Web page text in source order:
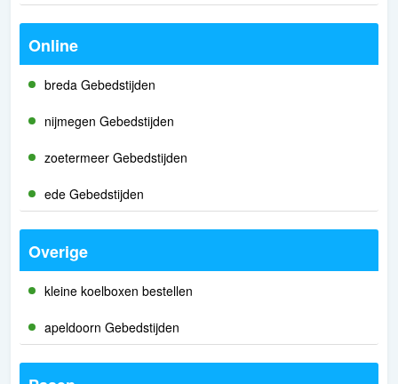
Online
breda Gebedstijden
nijmegen Gebedstijden
zoetermeer Gebedstijden
ede Gebedstijden
Overige
kleine koelboxen bestellen
apeldoorn Gebedstijden